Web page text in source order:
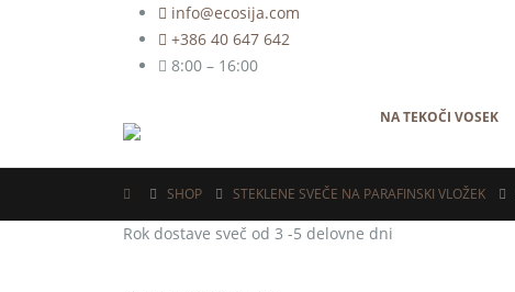
info@ecosija.com
+386 40 647 642
8:00 – 16:00
NA TEKOČI VOSEK
SHOP STEKLENE SVEČE NA PARAFINSKI VLOŽEK
Rok dostave sveč od 3 -5 delovne dni